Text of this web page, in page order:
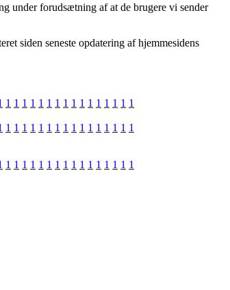
under forudsætning af at de brugere vi sender
siden seneste opdatering af hjemmesidens
1 1 1 1 1 1 1 1 1 1 1 1 1 1 1 1
1 1 1 1 1 1 1 1 1 1 1 1 1 1 1 1
1 1 1 1 1 1 1 1 1 1 1 1 1 1 1 1